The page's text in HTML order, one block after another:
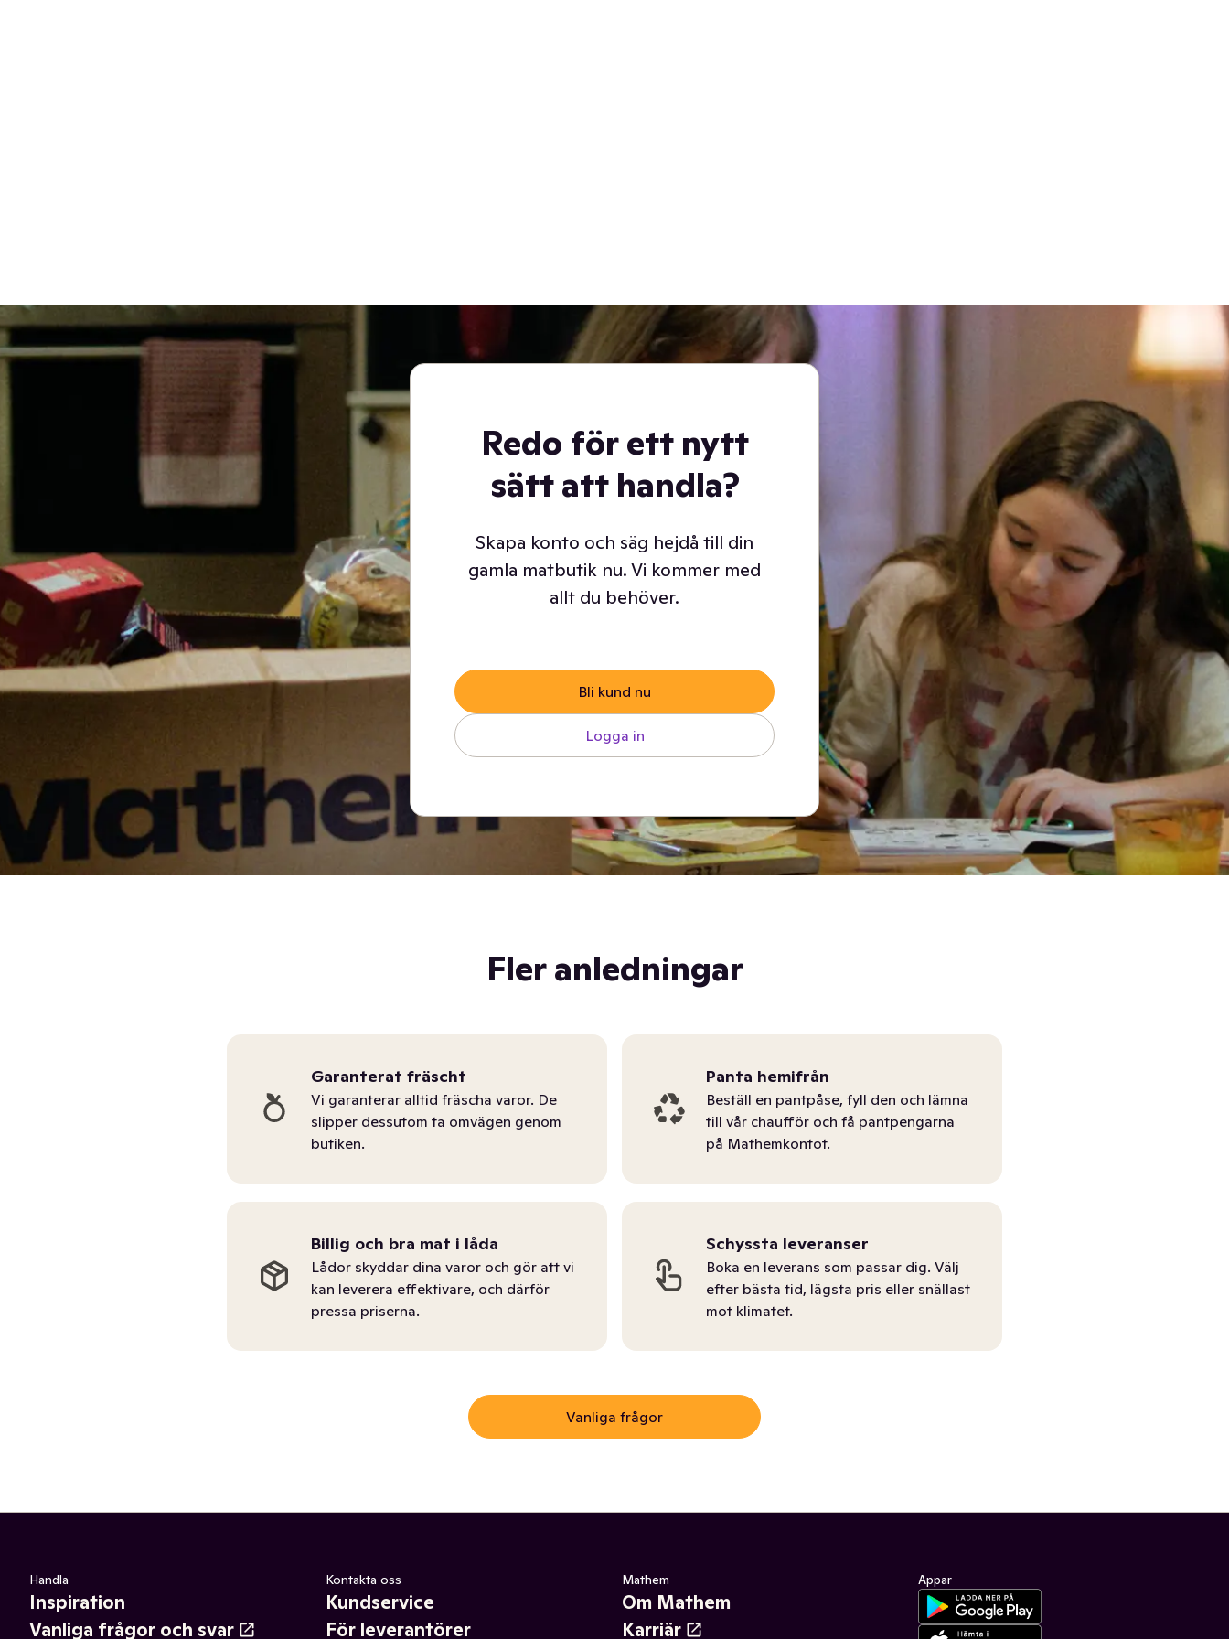
Redo för ett nytt
sätt att handla?
Skapa konto och säg hejdå till din
gamla matbutik nu. Vi kommer med
allt du behöver.
Bli kund nu
Logga in
Fler anledningar
Garanterat fräscht
Vi garanterar alltid fräscha varor. De
slipper dessutom ta omvägen genom
butiken.
Panta hemifrån
Beställ en pantpåse, fyll den och lämna
till vår chaufför och få pantpengarna
på Mathemkontot.
Billig och bra mat i låda
Lådor skyddar dina varor och gör att vi
kan leverera effektivare, och därför
pressa priserna.
Schyssta leveranser
Boka en leverans som passar dig. Välj
efter bästa tid, lägsta pris eller snällast
mot klimatet.
Vanliga frågor
Handla
Inspiration
Vanliga frågor och svar
Kontakta oss
Kundservice
För leverantörer
Mathem
Om Mathem
Karriär
Appar